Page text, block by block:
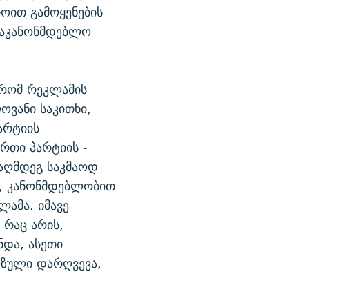
გამოყენების
რეკლამის
საკითხი,
პარტიის -
საკმაოდ
კანონმდებლობით
იმავე
არის,
ასეთი
დარღვევა,